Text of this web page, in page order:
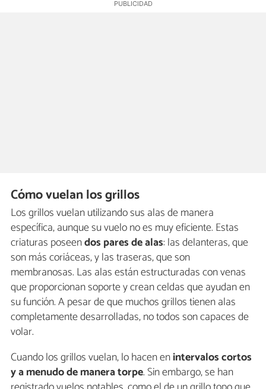
Cómo vuelan los grillos
Los grillos vuelan utilizando sus alas de manera
específica, aunque su vuelo no es muy eficiente. Estas
criaturas poseendos pares de alas: las delanteras, que
son más coriáceas, y las traseras, que son
membranosas. Las alas están estructuradas con venas
que proporcionan soporte y crean celdas que ayudan en
su función. A pesar de que muchos grillos tienen alas
completamente desarrolladas, no todos son capaces de
volar.
Cuando los grillos vuelan, lo hacen enintervalos cortos
y a menudo de manera torpe. Sin embargo, se han